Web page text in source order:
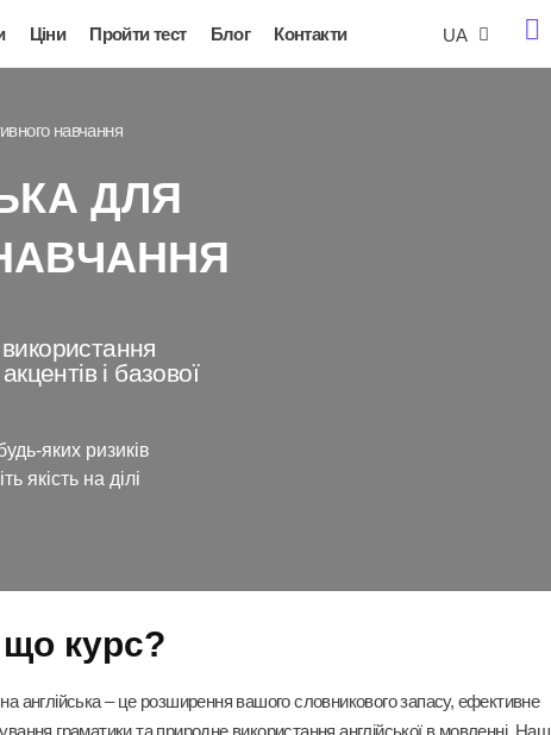
Ціни Пройти тест Блог Контакти UA
RU
навчання
ДЛЯ
і базової
яких ризиків
якість на ділі
курс?
англійська – це розширення вашого словникового запасу, ефективне
граматики та природне використання англійської в мовленні. Наш